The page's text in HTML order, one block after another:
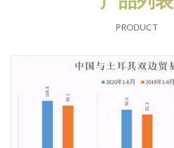
PRODUCT